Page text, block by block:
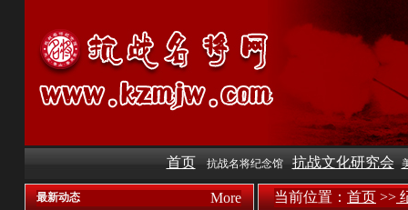
首页 抗战名将纪念馆 抗战文化研究会
最新动态 More 当前位置： 首页 >>